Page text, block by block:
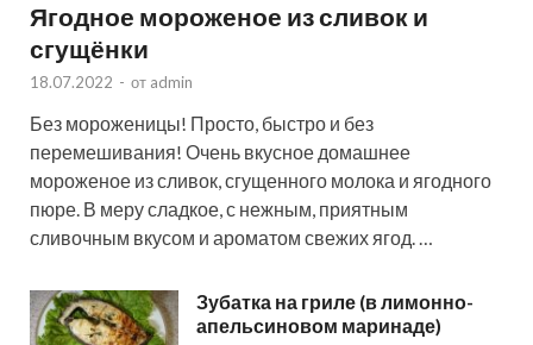
Ягодное мороженое из сливок и
сгущёнки
18.07.2022 - от admin
Без мороженицы! Просто, быстро и без
перемешивания! Очень вкусное домашнее
мороженое из сливок, сгущенного молока и ягодного
пюре. В меру сладкое, с нежным, приятным
сливочным вкусом и ароматом свежих ягод. …
Зубатка на гриле (в лимонно-
апельсиновом маринаде)